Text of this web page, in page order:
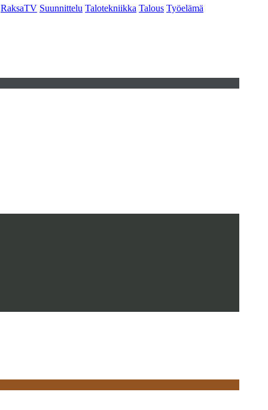
RaksaTV Suunnittelu Talotekniikka Talous Työelämä